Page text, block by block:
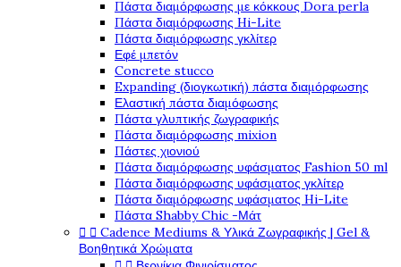
Πάστα διαμόρφωσης με κόκκους Dora perla
Πάστα διαμόρφωσης Hi-Lite
Πάστα διαμόρφωσης γκλίτερ
Εφέ μπετόν
Concrete stucco
Expanding (διογκωτική) πάστα διαμόρφωσης
Ελαστική πάστα διαμόφωσης
Πάστα γλυπτικής ζωγραφικής
Πάστα διαμόρφωσης mixion
Πάστες χιονιού
Πάστα διαμόρφωσης υφάσματος Fashion 50 ml
Πάστα διαμόρφωσης υφάσματος γκλίτερ
Πάστα διαμόρφωσης υφάσματος Hi-Lite
Πάστα Shabby Chic -Μάτ
  Cadence Mediums & Υλικά Ζωγραφικής | Gel &
Βοηθητικά Χρώματα